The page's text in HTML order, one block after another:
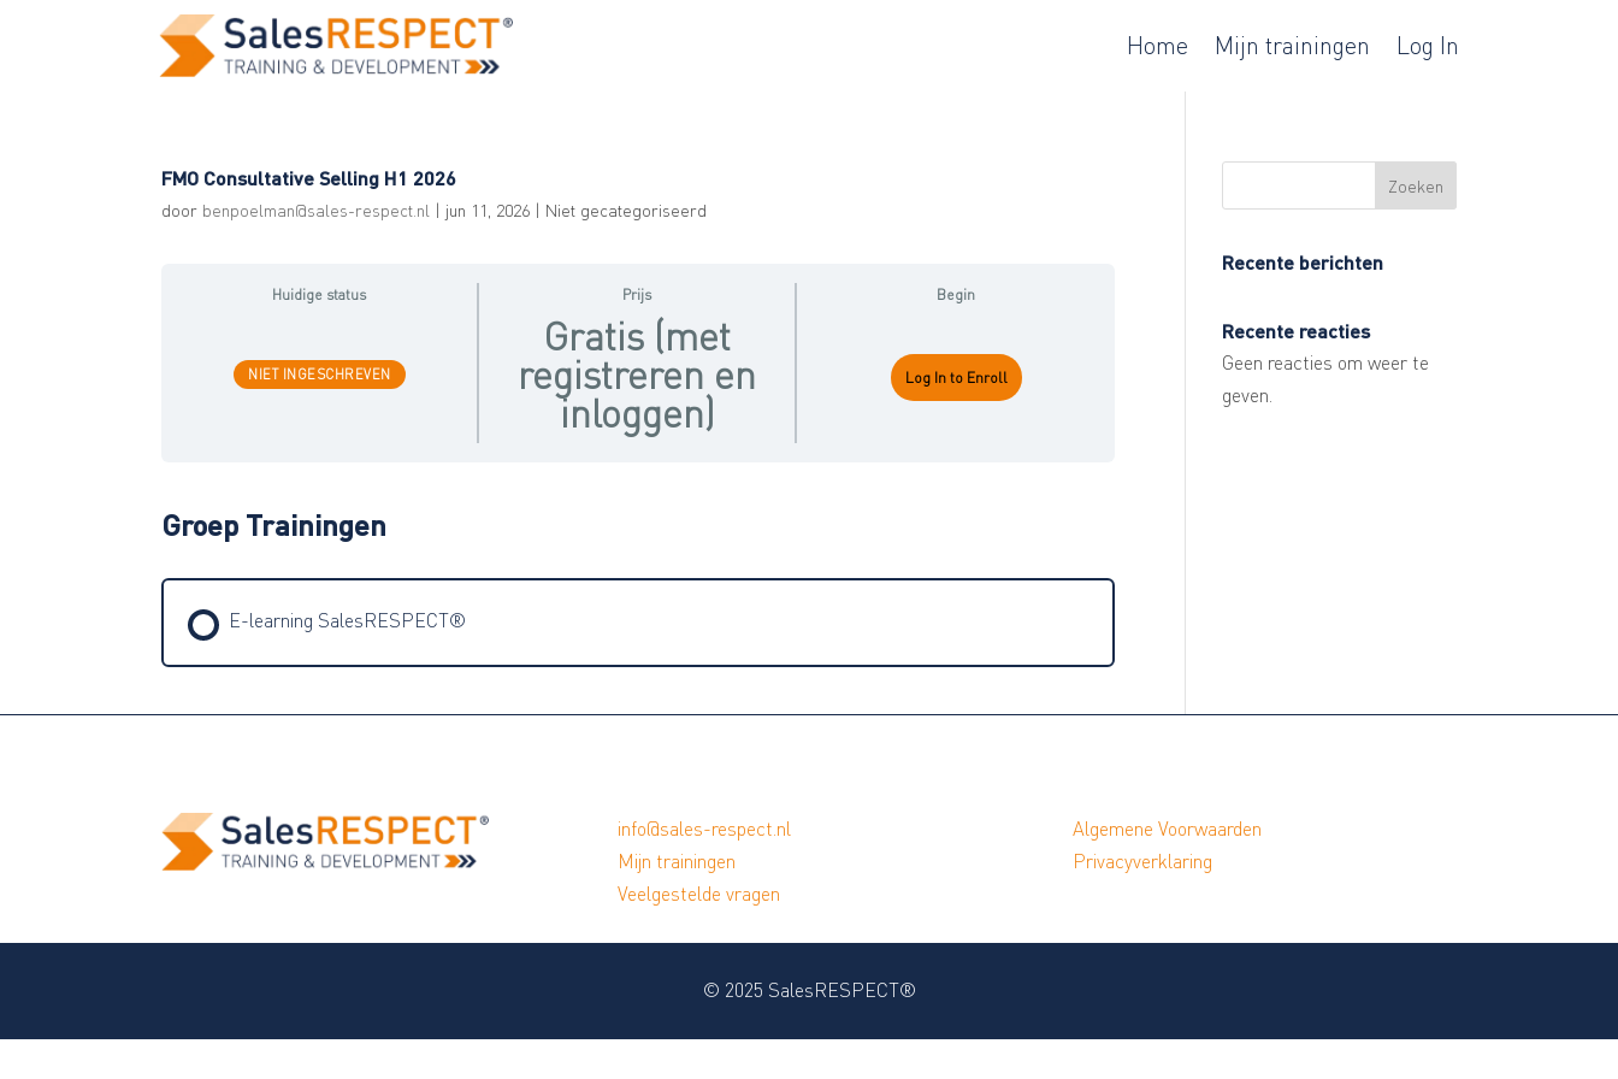
Home Mijn trainingen Log In
FMO Consultative Selling H1 2026
door benpoelman@sales-respect.nl | jun 11, 2026 | Niet gecategoriseerd
Huidige status
NIET INGESCHREVEN
Prijs
Gratis (met
registreren en
inloggen)
Begin
Log In to Enroll
Groep Trainingen
E-learning SalesRESPECT®
TRAINING PROGRESSIE 0% VOLTOOID 0/0 stappen
Zoeken
Recente berichten
Recente reacties
Geen reacties om weer te
geven.
info@sales-respect.nl
Mijn trainingen
Veelgestelde vragen
Algemene Voorwaarden
Privacyverklaring
© 2025 SalesRESPECT®